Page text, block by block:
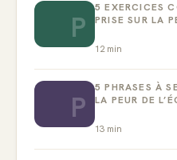
P
5 EXERCICES
PRISE SUR LA
12min
P
5 PHRASES À
LA PEUR DE
13 min